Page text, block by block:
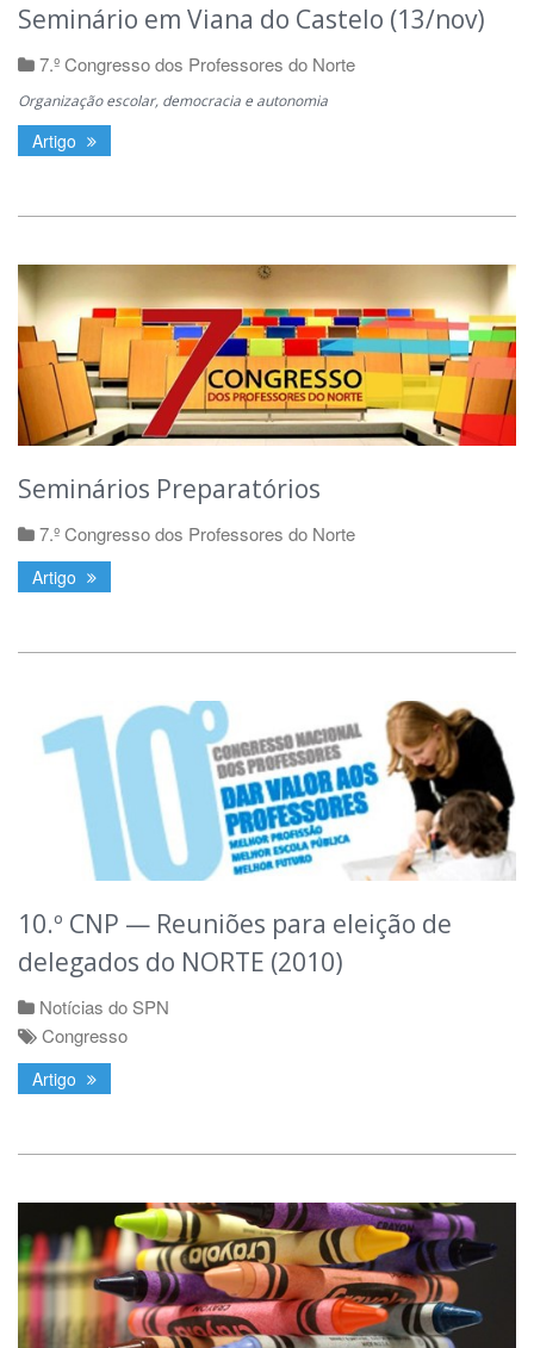
Seminário em Viana do Castelo (13/nov)
7.º Congresso dos Professores do Norte
Organização escolar, democracia e autonomia
Artigo
Seminários Preparatórios
7.º Congresso dos Professores do Norte
Artigo
10.º CNP — Reuniões para eleição de
delegados do NORTE (2010)
Notícias do SPN
Congresso
Artigo